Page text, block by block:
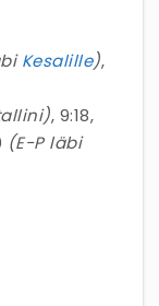
Kesalille),
, 9:18,
(E-P läbi